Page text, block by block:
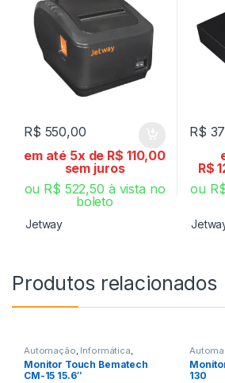
R$ 550,00
em até 5x de R$ 110,00
sem juros
ou R$ 522,50 à vista no
boleto
Jetway
R$
R$
ou
Produtos relacionados
Automação Informática
Monitor Led e Touch Monitor
Touch
Monitor Touch Bematech
CM-15 15.6″
Monitor
Touch
130